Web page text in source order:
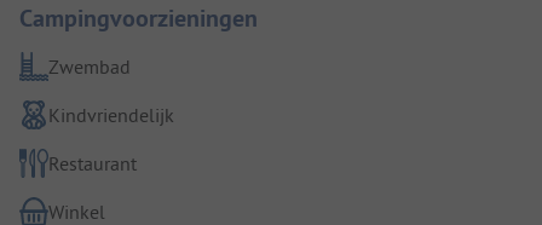
Campingvoorzieningen
Zwembad
Kindvriendelijk
Restaurant
Winkel